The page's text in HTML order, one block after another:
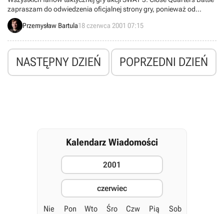
zapraszam do odwiedzenia oficjalnej strony gry, ponieważ od
niedawna zyskała ona pewną interesującą cechę.
Przemysław Bartula18 czerwca 2001 07:15
NASTĘPNY DZIEŃ POPRZEDNI DZIEŃ
Kalendarz Wiadomości
2001
czerwiec
Nie Pon Wto Śro Czw Pią Sob